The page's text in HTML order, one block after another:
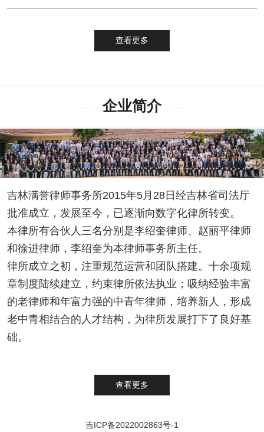
查看更多
企业简介
吉林满誉律师事务所2015年5月28日经吉林省司法厅
批准成立，发展至今，已逐渐向数字化律所转变。
本律所有合伙人三名分别是李绍奎律师、赵丽平律师
和徐进律师，李绍奎为本律师事务所主任。
律所成立之初，注重规范运营和团队搭建。十余项规
章制度陆续建立，约束律所依法执业；吸纳经验丰富
的老律师和年富力强的中青年律师，培养新人，形成
老中青相结合的人才结构，为律所发展打下了良好基
础。
查看更多
吉ICP备2022002863号-1